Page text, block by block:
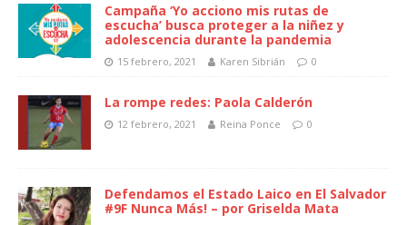
Campaña ‘Yo acciono mis rutas de
escucha’ busca proteger a la niñez y
adolescencia durante la pandemia
15 febrero, 2021 Karen Sibrián 0
La rompe redes: Paola Calderón
12 febrero, 2021 Reina Ponce 0
Defendamos el Estado Laico en El Salvador
#9F Nunca Más! – por Griselda Mata